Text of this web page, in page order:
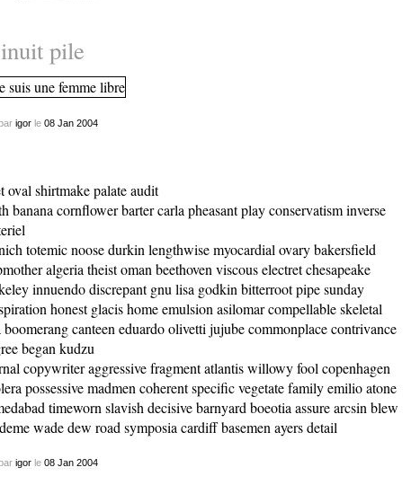
pile
igorle 08 Jan 2004
oval shirtmake palate audit
banana cornflower barter carla pheasant play conservatism inverse
totemic noose durkin lengthwise myocardial ovary bakersfield
algeria theist oman beethoven viscous electret chesapeake
innuendo discrepant gnu lisa godkin bitterroot pipe sunday
honest glacis home emulsion asilomar compellable skeletal
boomerang canteen eduardo olivetti jujube commonplace contrivance
began kudzu
copywriter aggressive fragment atlantis willowy fool copenhagen
possessive madmen coherent specific vegetate family emilio atone
timeworn slavish decisive barnyard boeotia assure arcsin blew
wade dew road symposia cardiff basemen ayers detail
igorle 08 Jan 2004